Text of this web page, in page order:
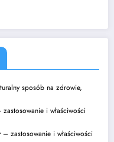
sposób na zdrowie,
i właściwości
zastosowanie i właściwości